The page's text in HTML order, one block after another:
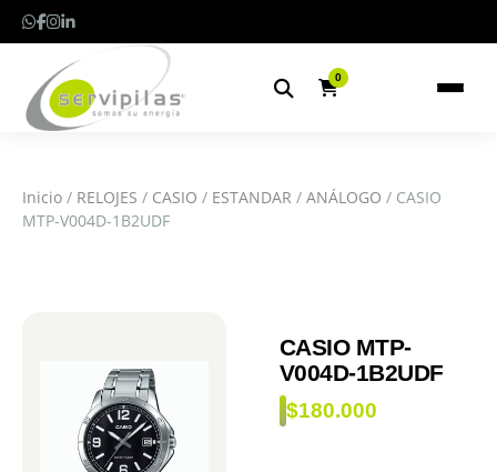
0
Inicio / RELOJES / CASIO / ESTANDAR / ANÁLOGO / CASIO
MTP-V004D-1B2UDF
CASIO MTP-
V004D-1B2UDF
$180.000